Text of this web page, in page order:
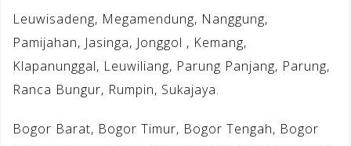
Leuwisadeng, Megamendung, Nanggung,
Pamijahan, Jasinga, Jonggol , Kemang,
Klapanunggal, Leuwiliang, Parung Panjang, Parung,
Ranca Bungur, Rumpin, Sukajaya.
Bogor Barat, Bogor Timur, Bogor Tengah, Bogor